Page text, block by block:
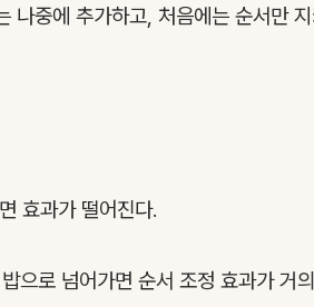
나중에 추가하고, 처음에는 순서만
효과가 떨어진다.
으로 넘어가면 순서 조정 효과가 거